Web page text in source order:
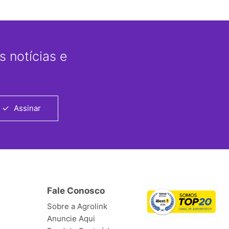
notícias e
Assinar
Fale Conosco
Sobre a Agrolink
Anuncie Aqui